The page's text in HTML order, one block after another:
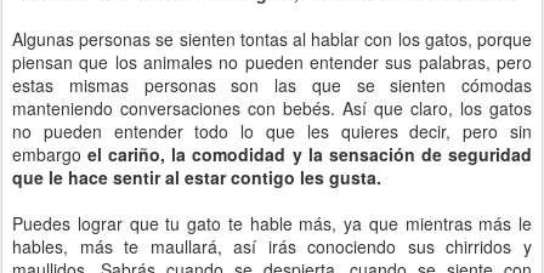
Algunas personas se sienten tontas al hablar con los gatos, porque
piensan que los animales no pueden entender sus palabras, pero
estas mismas personas son las que se sienten cómodas
manteniendo conversaciones con bebés. Así que claro, los gatos
no pueden entender todo lo que les quieres decir, pero sin
embargo el cariño, la comodidad y la sensación de seguridad
que le hace sentir al estar contigo les gusta.
Puedes lograr que tu gato te hable más, ya que mientras más le
hables, más te maullará, así irás conociendo sus chirridos y